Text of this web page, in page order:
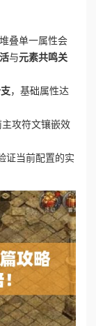
叠单一属性会
与元素共鸣关
，基础属性达
攻符文镶嵌效
证当前配置的实